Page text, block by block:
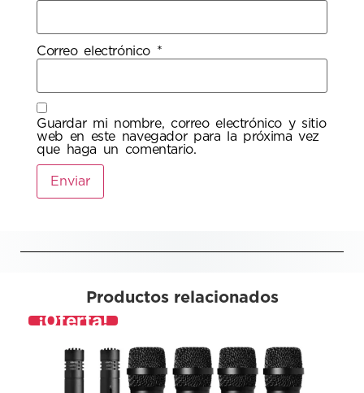
Correo electrónico *
Guardar mi nombre, correo electrónico y sitio
web en este navegador para la próxima vez
que haga un comentario.
Productos relacionados
¡Oferta!